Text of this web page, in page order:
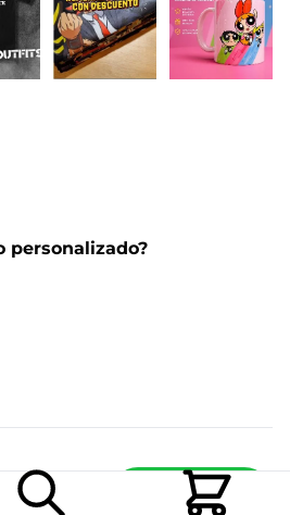
Escribinos
personalizado?
Realizado por Ecwid de